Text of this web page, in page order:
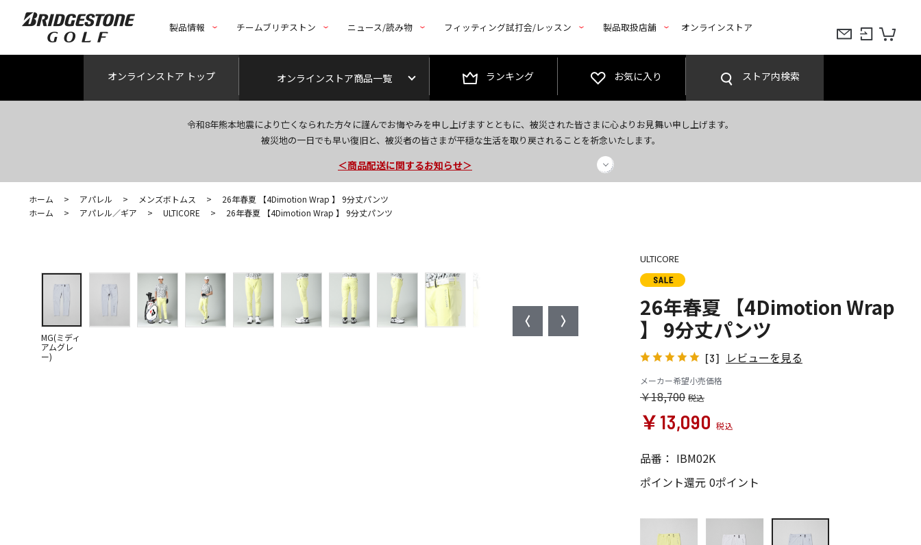
製品情報 チームブリヂストン ニュース/読み物 フィッティング試打会/レッスン 製品取扱店舗 オンラインストア
オンラインストア トップ オンラインストア商品一覧 ランキング お気に入り ストア内検索
令和8年熊本地震により亡くなられた方々に謹んでお悔やみを申し上げますとともに、被災された皆さまに心よりお見舞い申し上げます。
被災地の一日でも早い復旧と、被災者の皆さまが平穏な生活を取り戻されることを祈念いたします。
今なら新規会員登録で1,000円OFFクーポンプレゼント！
＜商品配送に関するお知らせ＞
＜夏季休暇中のご注文・発送・お問い合わせ＞
ホーム > アパレル > メンズボトムス >
26年春夏 【4Dimotion Wrap 】 9分丈パンツ
ホーム
> アパレル／ギア > ULTICORE > 26年春夏 【4Dimotion Wrap 】 9分丈パンツ
MG(ミディ
アムグレ
ー)
ULTICORE
26年春夏 【4Dimotion Wrap
】 9分丈パンツ
[3] レビューを見る
メーカー希望小売価格
￥18,700
￥13,090
品番： IBM02K
ポイント還元 0ポイント